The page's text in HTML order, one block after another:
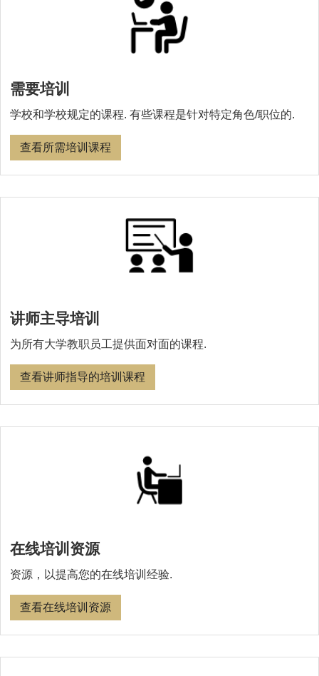
需要培训
学校和学校规定的课程. 有些课程是针对特定角色/职位的.
查看所需培训课程
讲师主导培训
为所有大学教职员工提供面对面的课程.
查看讲师指导的培训课程
在线培训资源
资源，以提高您的在线培训经验.
查看在线培训资源